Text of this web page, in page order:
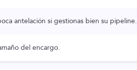
antelación si gestionas bien su pipeline.
del encargo.